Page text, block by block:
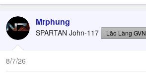
Mrphung
SPARTAN John-117 Lão Làng GVN
8/7/26